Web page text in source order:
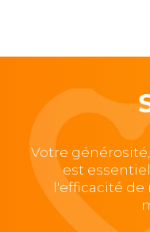
Votre
est
l'efficacité de